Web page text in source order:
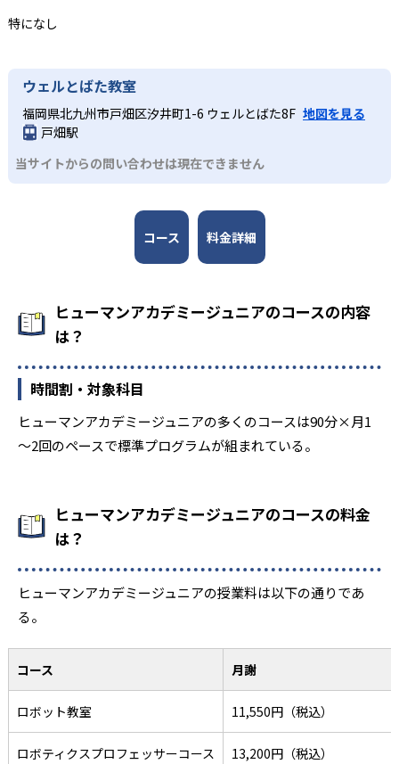
日本全国47都道府県に2,000以上の教室を展開し、27,000
れ、仲間と切磋琢磨できる環境を提供している。
もは実験や制作活動などを楽しみながら、学びを深めてい
り、探究力と表現力を磨くことができる。
が中心であり、短期間でのスキル定着には家庭での復習や
用、毎月の授業料や材料費などが発生することもあるた
め、費用負担の点も留意が必要である。
特になし
ウェルとばた教室
福岡県北九州市戸畑区汐井町1-6 ウェルとばた8F 地図を見る
戸畑駅
当サイトからの問い合わせは現在できません
コース 料金詳細
ヒューマンアカデミージュニアのコースの内容
は？
時間割・対象科目
ヒューマンアカデミージュニアの多くのコースは90分×月1
～2回のペースで標準プログラムが組まれている。
ヒューマンアカデミージュニアのコースの料金
は？
ヒューマンアカデミージュニアの授業料は以下の通りであ
る。
コース 月謝
ロボット教室 11,550円（税込）
ロボティクスプロフェッサーコース 13,200円（税込）